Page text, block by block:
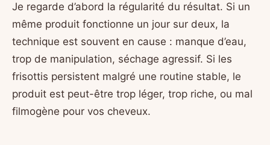
Je regarde d’abord la régularité du résultat. Si un
même produit fonctionne un jour sur deux, la
technique est souvent en cause : manque d’eau,
trop de manipulation, séchage agressif. Si les
frisottis persistent malgré une routine stable, le
produit est peut-être trop léger, trop riche, ou mal
filmogène pour vos cheveux.